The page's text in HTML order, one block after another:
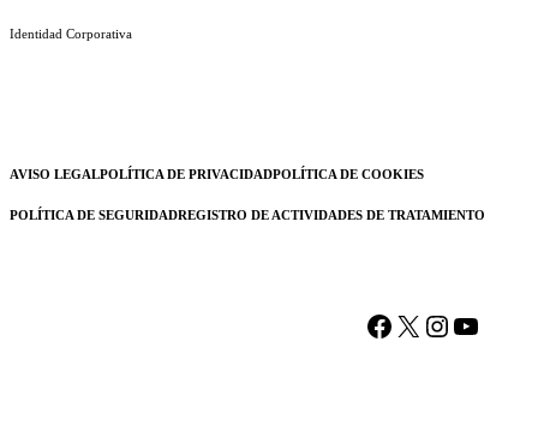
Identidad Corporativa
AVISO LEGALPOLÍTICA DE PRIVACIDADPOLÍTICA DE COOKIES
POLÍTICA DE SEGURIDADREGISTRO DE ACTIVIDADES DE TRATAMIENTO
Facebook
X Instagram